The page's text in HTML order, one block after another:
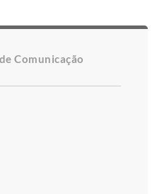
Comunicação